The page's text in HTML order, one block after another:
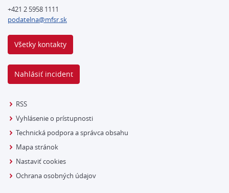
+421 2 5958 1111
podatelna@mfsr.sk
Všetky kontakty
Nahlásiť incident
RSS
Vyhlásenie o prístupnosti
Technická podpora a správca obsahu
Mapa stránok
Nastaviť cookies
Ochrana osobných údajov